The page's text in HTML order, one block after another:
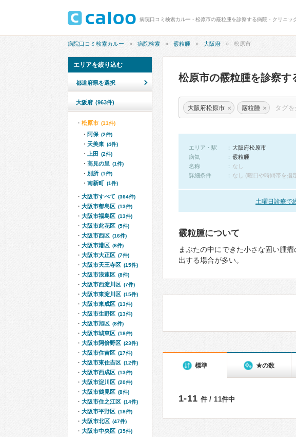
病院口コミ検索カルー - 松原市の霰粒腫を診察する病院・クリニッ
病院口コミ検索カルー 病院検索 霰粒腫 大阪府 松原市
松原市の霰粒腫を診察す
大阪府松原市 × 霰粒腫 ×
エリア・駅
大阪府松原市
病気
霰粒腫
名称
なし
詳細条件
なし (曜日や時間帯を指
土曜日診療で
霰粒腫について
まぶたの中にできた小さな固い腫
出する場合が多い。
標準 ★の数
1-11 件 / 11件中
エリアを絞り込む
都道府県を選択
大阪府 (963件)
松原市 (11件)
阿保 (2件)
天美東 (4件)
上田 (2件)
高見の里 (1件)
別所 (1件)
南新町 (1件)
大阪市すべて (364件)
大阪市都島区 (13件)
大阪市福島区 (13件)
大阪市此花区 (5件)
大阪市西区 (16件)
大阪市港区 (6件)
大阪市大正区 (7件)
大阪市天王寺区 (15件)
大阪市浪速区 (8件)
大阪市西淀川区 (7件)
大阪市東淀川区 (15件)
大阪市東成区 (13件)
大阪市生野区 (13件)
大阪市旭区 (8件)
大阪市城東区 (18件)
大阪市阿倍野区 (23件)
大阪市住吉区 (17件)
大阪市東住吉区 (12件)
大阪市西成区 (13件)
大阪市淀川区 (20件)
大阪市鶴見区 (8件)
大阪市住之江区 (14件)
大阪市平野区 (18件)
大阪市北区 (47件)
大阪市中央区 (35件)